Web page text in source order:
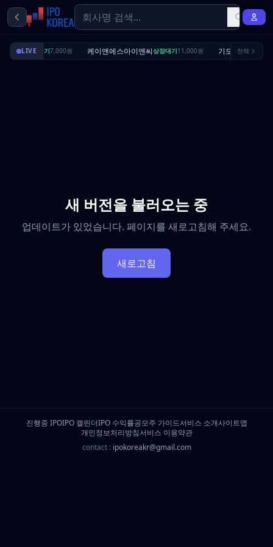
LIVE
리셔스상장대기7,000원 케이앤에스아이앤씨상장대기11,000원 기도산업수요예측
전체
새 버전을 불러오는 중
업데이트가 있었습니다. 페이지를 새로고침해 주세요.
새로고침
진행중 IPOIPO 캘린더IPO 수익률공모주 가이드서비스 소개사이트맵
개인정보처리방침서비스 이용약관
contact : ipokoreakr@gmail.com